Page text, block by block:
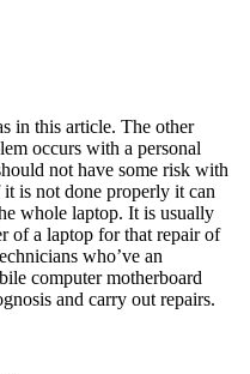
in this article. The other
occurs with a personal
not have some risk with
is not done properly it can
whole laptop. It is usually
of a laptop for that repair of
who’ve an
computer motherboard
and carry out repairs.